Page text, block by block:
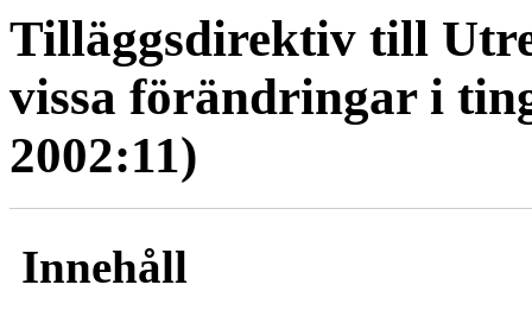
Tilläggsdirektiv till
vissa förändringar i
2002:11)
Innehåll